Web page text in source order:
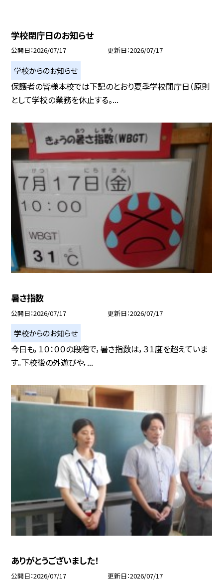
学校閉庁日のお知らせ
公開日 2026/07/17 更新日 2026/07/17
学校からのお知らせ
保護者の皆様本校では下記のとおり夏季学校閉庁日（原則
として学校の業務を休止する。...
暑さ指数
公開日 2026/07/17 更新日 2026/07/17
学校からのお知らせ
今日も，１０：００の段階で，暑さ指数は，３１度を超えていま
す。下校後の外遊びや，...
ありがとうございました！
公開日 2026/07/17 更新日 2026/07/17